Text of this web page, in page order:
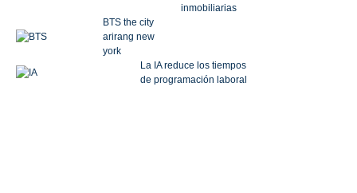
inmobiliarias
BTS the city
arirang new
york
La IA reduce los tiempos
de programación laboral